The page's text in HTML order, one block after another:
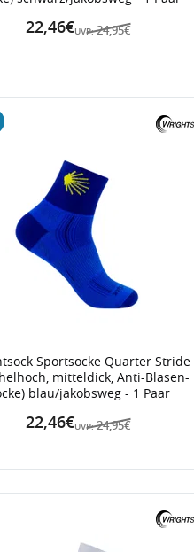
UVP: 24,95€
22,46€
Sportsocke Quarter Stride
mitteldick, Anti-Blasen-
blau/jakobsweg - 1 Paar
UVP: 24,95€
22,46€